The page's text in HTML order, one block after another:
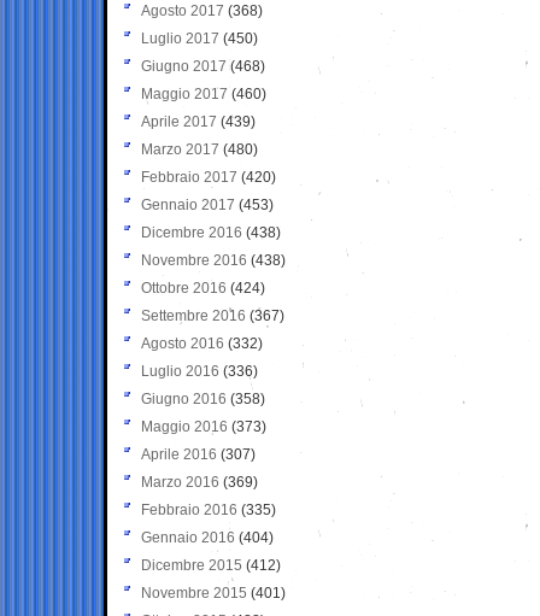
Agosto 2017 (368)
Luglio 2017 (450)
Giugno 2017 (468)
Maggio 2017 (460)
Aprile 2017 (439)
Marzo 2017 (480)
Febbraio 2017 (420)
Gennaio 2017 (453)
Dicembre 2016 (438)
Novembre 2016 (438)
Ottobre 2016 (424)
Settembre 2016 (367)
Agosto 2016 (332)
Luglio 2016 (336)
Giugno 2016 (358)
Maggio 2016 (373)
Aprile 2016 (307)
Marzo 2016 (369)
Febbraio 2016 (335)
Gennaio 2016 (404)
Dicembre 2015 (412)
Novembre 2015 (401)